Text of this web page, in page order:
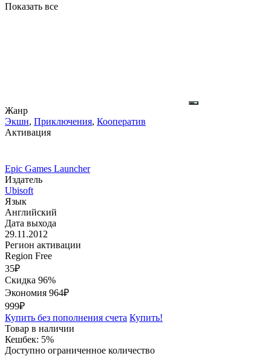
Показать все
Жанр
Экшн, Приключения, Кооператив
Активация
Epic Games Launcher
Издатель
Ubisoft
Язык
Английский
Дата выхода
29.11.2012
Регион активации
Region Free
35₽
Скидка 96%
Экономия 964₽
999₽
Купить без пополнения счета Купить!
Товар в наличии
Кешбек: 5%
Доступно ограниченное количество